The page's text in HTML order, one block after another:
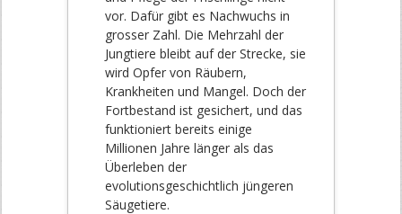
vor. Dafür gibt es Nachwuchs in
grosser Zahl. Die Mehrzahl der
Jungtiere bleibt auf der Strecke, sie
wird Opfer von Räubern,
Krankheiten und Mangel. Doch der
Fortbestand ist gesichert, und das
funktioniert bereits einige
Millionen Jahre länger als das
Überleben der
evolutionsgeschichtlich jüngeren
Säugetiere.